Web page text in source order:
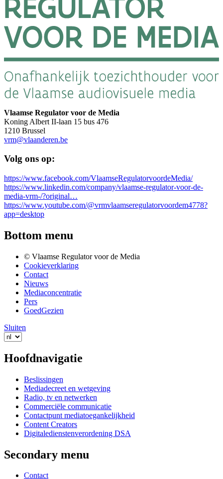
Vlaamse Regulator voor de Media
Koning Albert II-laan 15 bus 476
1210 Brussel
vrm@vlaanderen.be
Volg ons op:
https://www.facebook.com/VlaamseRegulatorvoordeMedia/
https://www.linkedin.com/company/vlaamse-regulator-voor-de-
media-vrm-/?original…
https://www.youtube.com/@vrmvlaamseregulatorvoordem4778?
app=desktop
Bottom menu
© Vlaamse Regulator voor de Media
Cookieverklaring
Contact
Nieuws
Mediaconcentratie
Pers
GoedGezien
Sluiten
Hoofdnavigatie
Beslissingen
Mediadecreet en wetgeving
Radio, tv en netwerken
Commerciële communicatie
Contactpunt mediatoegankelijkheid
Content Creators
Digitaledienstenverordening DSA
Secondary menu
Contact